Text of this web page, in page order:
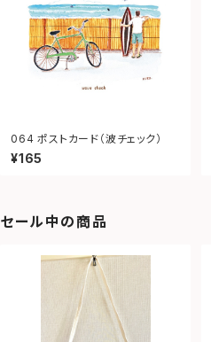
064 ポストカード（波チェック）
¥165
セール中の商品